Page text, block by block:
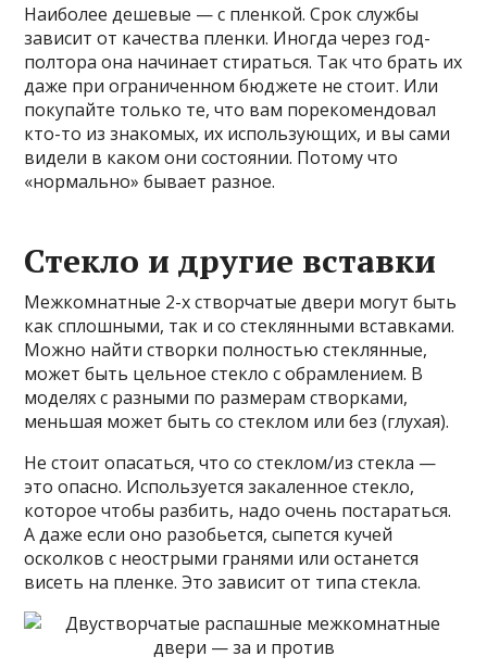
Наиболее дешевые — с пленкой. Срок службы
зависит от качества пленки. Иногда через год-
полтора она начинает стираться. Так что брать их
даже при ограниченном бюджете не стоит. Или
покупайте только те, что вам порекомендовал
кто-то из знакомых, их использующих, и вы сами
видели в каком они состоянии. Потому что
«нормально» бывает разное.
Стекло и другие вставки
Межкомнатные 2-х створчатые двери могут быть
как сплошными, так и со стеклянными вставками.
Можно найти створки полностью стеклянные,
может быть цельное стекло с обрамлением. В
моделях с разными по размерам створками,
меньшая может быть со стеклом или без (глухая).
Не стоит опасаться, что со стеклом/из стекла —
это опасно. Используется закаленное стекло,
которое чтобы разбить, надо очень постараться.
А даже если оно разобьется, сыпется кучей
осколков с неострыми гранями или останется
висеть на пленке. Это зависит от типа стекла.